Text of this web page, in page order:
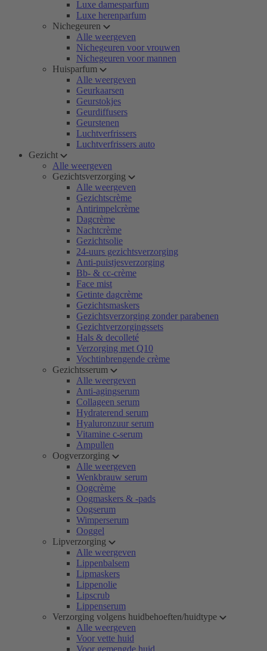
Luxe damesparfum
Luxe herenparfum
Nichegeuren
Alle weergeven
Nichegeuren voor vrouwen
Nichegeuren voor mannen
Huisparfum
Alle weergeven
Geurkaarsen
Geurstokjes
Geurdiffusers
Geurstenen
Luchtverfrissers
Luchtverfrissers auto
Gezicht
Alle weergeven
Gezichtsverzorging
Alle weergeven
Gezichtscrème
Antirimpelcrème
Dagcrème
Nachtcrème
Gezichtsolie
24-uurs gezichtsverzorging
Anti-puistjesverzorging
Bb- & cc-crème
Face mist
Getinte dagcrème
Gezichtsmaskers
Gezichtsverzorging zonder parabenen
Gezichtverzorgingssets
Hals & decolleté
Verzorging met Q10
Vochtinbrengende crème
Gezichtsserum
Alle weergeven
Anti-agingserum
Collageen serum
Hydraterend serum
Hyaluronzuur serum
Vitamine c-serum
Ampullen
Oogverzorging
Alle weergeven
Wenkbrauw serum
Oogcrème
Oogmaskers & -pads
Oogserum
Wimperserum
Ooggel
Lipverzorging
Alle weergeven
Lippenbalsem
Lipmaskers
Lippenolie
Lipscrub
Lippenserum
Verzorging volgens huidbehoeften/huidtype
Alle weergeven
Voor vette huid
Voor gemengde huid